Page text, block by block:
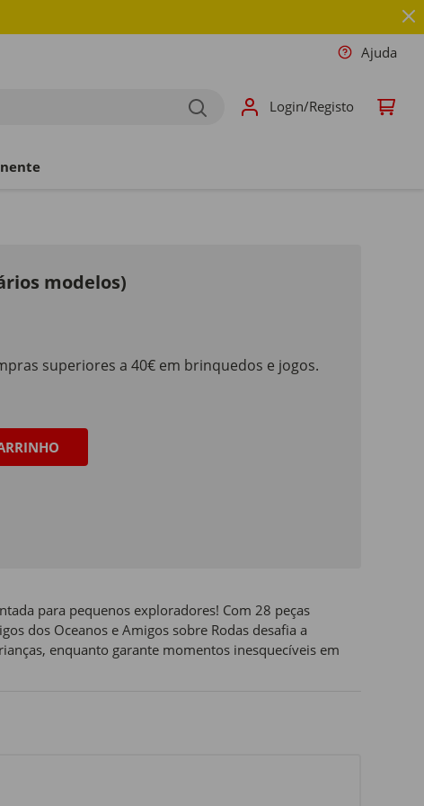
Ajuda
Login/Registo
modelos)
superiores a 40€ em brinquedos e jogos.
para pequenos exploradores! Com 28 peças
dos Oceanos e Amigos sobre Rodas desafia a
enquanto garante momentos inesquecíveis em